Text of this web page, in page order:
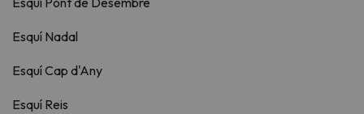
Esquí Nadal
Esquí Cap d'Any
Esquí Reis